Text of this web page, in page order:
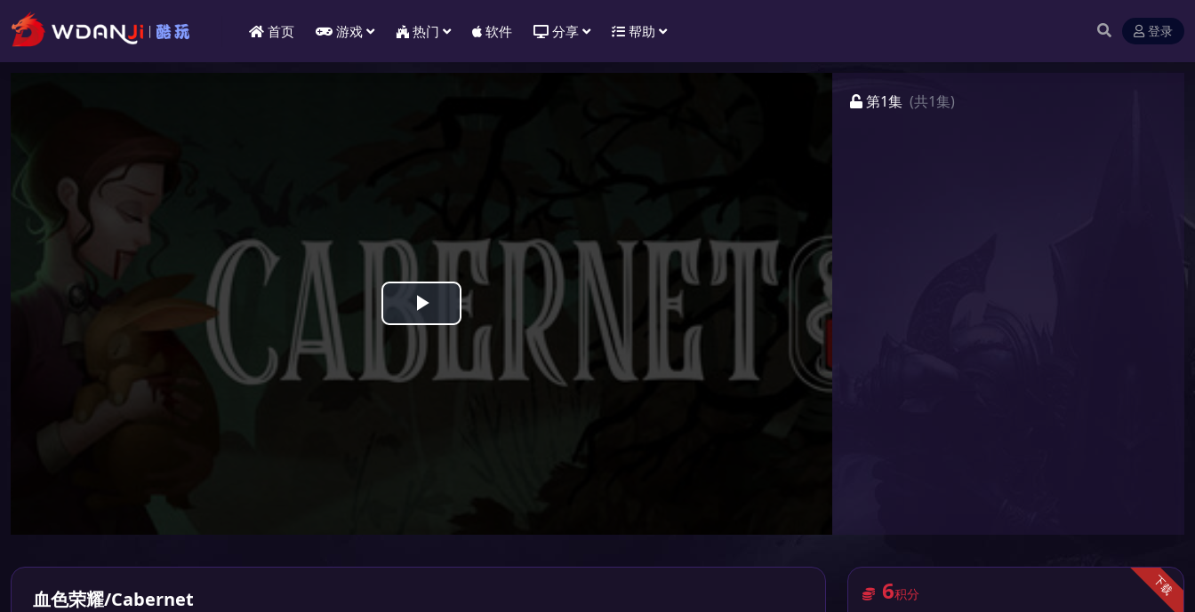
首页 游戏 热门 软件 分享 帮助 登录
Play
Video
第1集 (共1集)
血色荣耀/Cabernet
下载
6积分